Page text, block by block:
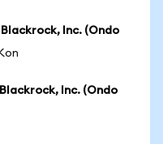
Blackrock, Inc. (Ondo
Inc. (Ondo